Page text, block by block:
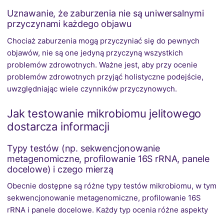
Uznawanie, że zaburzenia nie są uniwersalnymi
przyczynami każdego objawu
Chociaż zaburzenia mogą przyczyniać się do pewnych
objawów, nie są one jedyną przyczyną wszystkich
problemów zdrowotnych. Ważne jest, aby przy ocenie
problemów zdrowotnych przyjąć holistyczne podejście,
uwzględniając wiele czynników przyczynowych.
Jak testowanie mikrobiomu jelitowego
dostarcza informacji
Typy testów (np. sekwencjonowanie
metagenomiczne, profilowanie 16S rRNA, panele
docelowe) i czego mierzą
Obecnie dostępne są różne typy testów mikrobiomu, w tym
sekwencjonowanie metagenomiczne, profilowanie 16S
rRNA i panele docelowe. Każdy typ ocenia różne aspekty